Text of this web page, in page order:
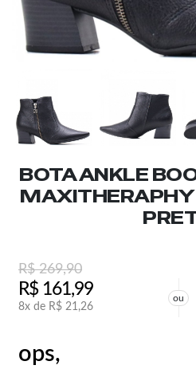
BOTA ANKLE
MAXITHERAPHY
R$269,90
R$161,99
8x de R$ 21,26
ou
ops,